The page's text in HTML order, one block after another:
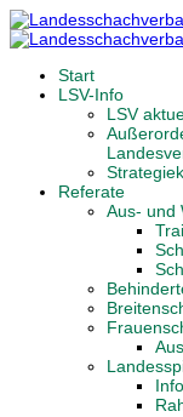
Start
LSV-Info
LSV
Referate
Aus- und